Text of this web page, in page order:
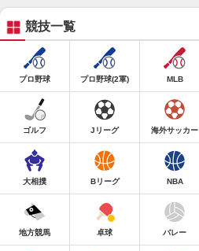
競技一覧
プロ野球 プロ野球(2軍) MLB
ゴルフ Jリーグ 海外サッカー
大相撲 Bリーグ NBA
地方競馬 卓球 バレー